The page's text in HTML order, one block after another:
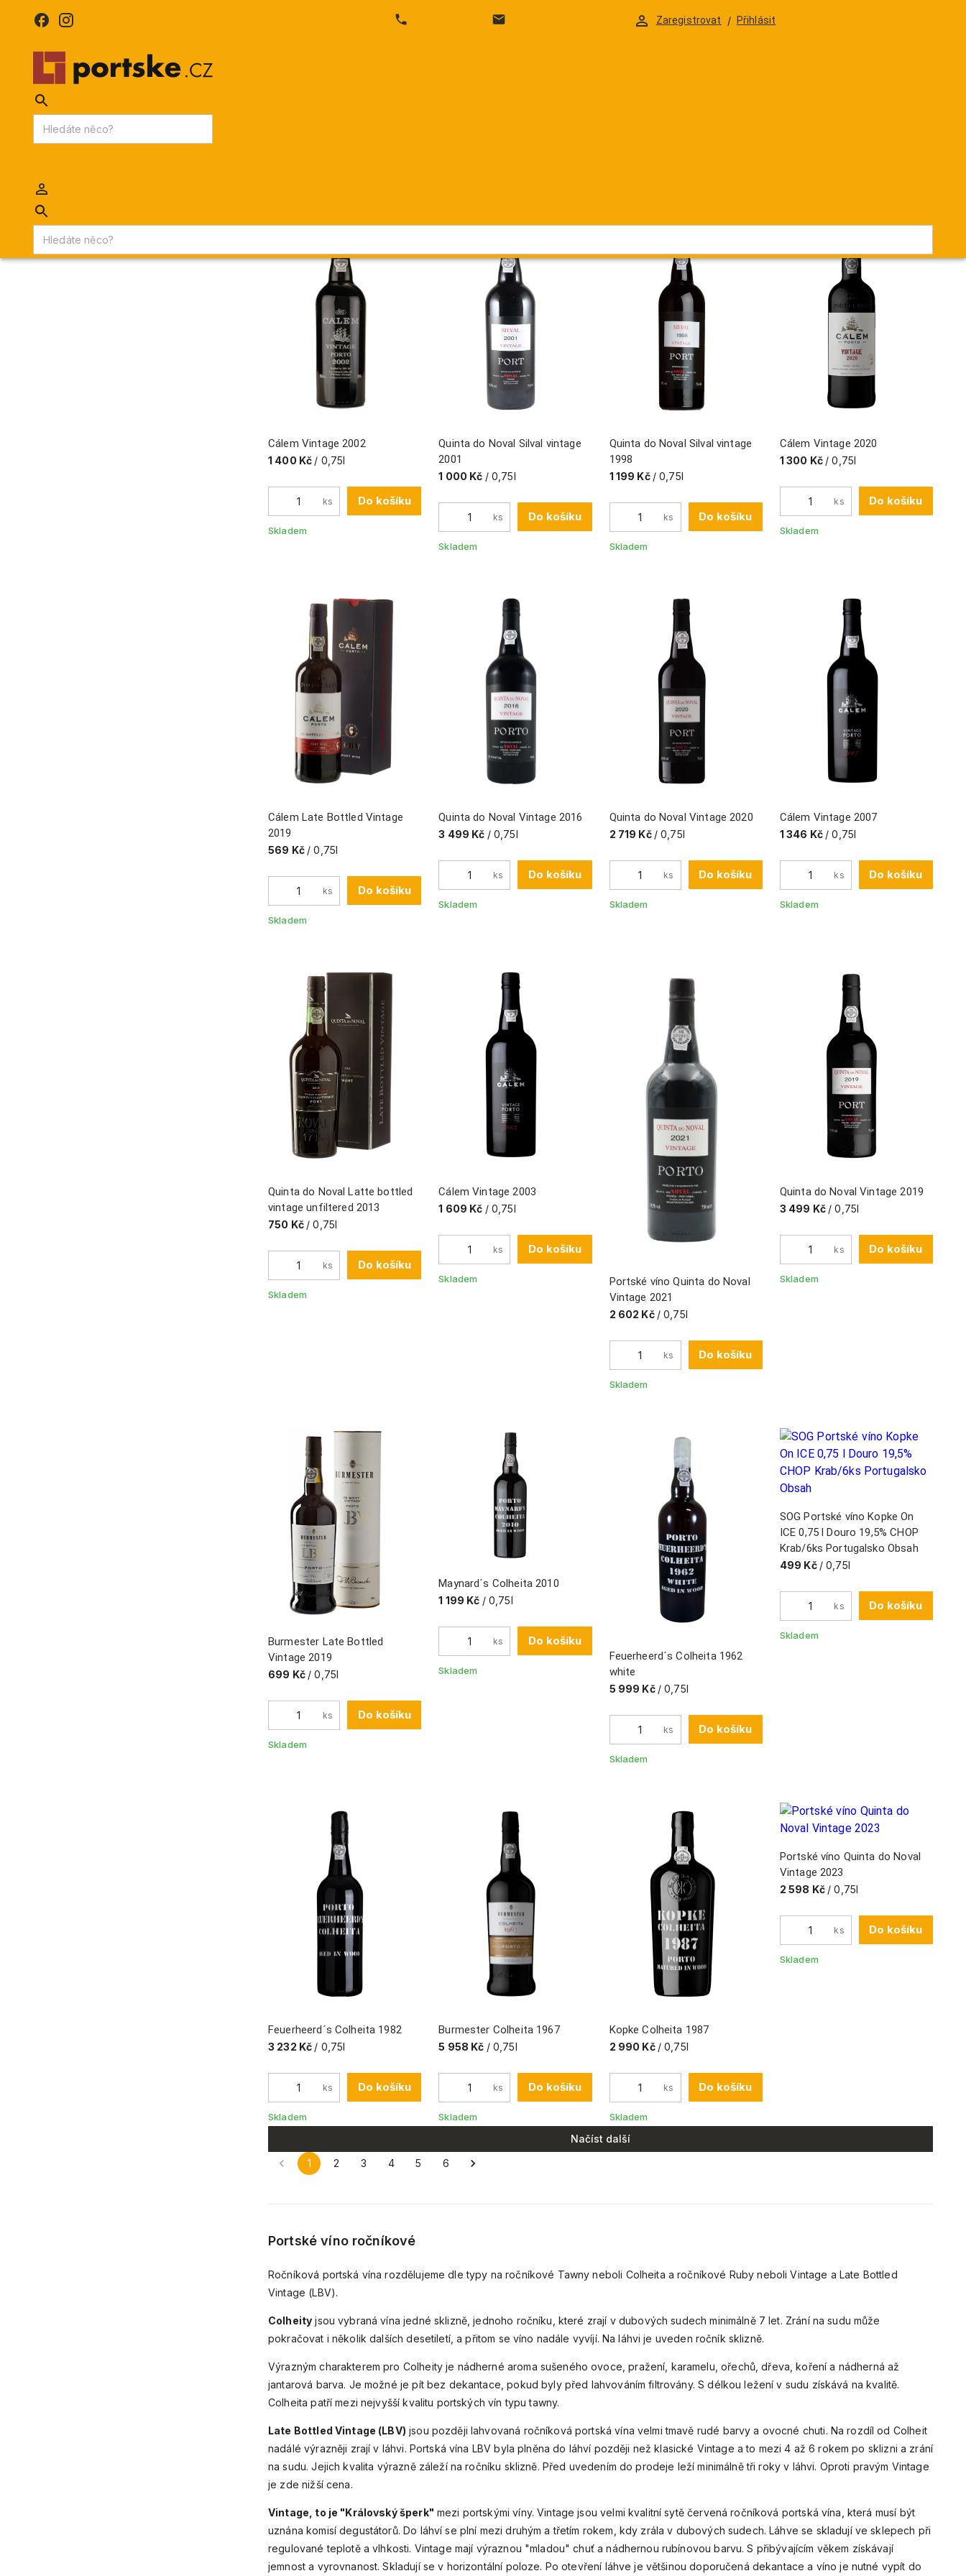
Zaregistrovat / Přihlásit
Portske.cz
Portské víno ročníkové
Ročníková portská vína rozdělujeme dle typy na ročníkové Tawny neboli Colheita a ročníkové Ruby neboli Vintage a Late Bottled Vintage (LBV). Colheity jsou vybraná vína jedné
Cálem Vintage 2002
1 400 Kč / 0,75l
ks Do košíku
Skladem
Quinta do Noval Silval vintage
2001
1 000 Kč / 0,75l
ks Do košíku
Skladem
Quinta do Noval Silval vintage
1998
1 199 Kč / 0,75l
ks Do košíku
Skladem
Cálem Vintage 2020
1 300 Kč / 0,75l
ks Do košíku
Skladem
Cálem Late Bottled Vintage
2019
569 Kč / 0,75l
ks Do košíku
Skladem
Quinta do Noval Vintage 2016
3 499 Kč / 0,75l
ks Do košíku
Skladem
Quinta do Noval Vintage 2020
2 719 Kč / 0,75l
ks Do košíku
Skladem
Cálem Vintage 2007
1 346 Kč / 0,75l
ks Do košíku
Skladem
Quinta do Noval Latte bottled
vintage unfiltered 2013
750 Kč / 0,75l
ks Do košíku
Skladem
Cálem Vintage 2003
1 609 Kč / 0,75l
ks Do košíku
Skladem
Portské víno Quinta do Noval
Vintage 2021
2 602 Kč / 0,75l
ks Do košíku
Skladem
Quinta do Noval Vintage 2019
3 499 Kč / 0,75l
ks Do košíku
Skladem
Burmester Late Bottled
Vintage 2019
699 Kč / 0,75l
ks Do košíku
Skladem
Maynard´s Colheita 2010
1 199 Kč / 0,75l
ks Do košíku
Skladem
Feuerheerd´s Colheita 1962
white
5 999 Kč / 0,75l
ks Do košíku
Skladem
SOG Portské víno Kopke On
ICE 0,75 l Douro 19,5% CHOP
Krab/6ks Portugalsko Obsah
499 Kč / 0,75l
ks Do košíku
Skladem
Feuerheerd´s Colheita 1982
3 232 Kč / 0,75l
ks Do košíku
Skladem
Burmester Colheita 1967
5 958 Kč / 0,75l
ks Do košíku
Skladem
Kopke Colheita 1987
2 990 Kč / 0,75l
ks Do košíku
Skladem
Portské víno Quinta do Noval
Vintage 2023
2 598 Kč / 0,75l
ks Do košíku
Skladem
Načíst další
1
2 3 4 5 6
Portské víno ročníkové
Ročníková portská vína rozdělujeme dle typy na ročníkové Tawny neboli Colheita a ročníkové Ruby neboli Vintage a Late Bottled
Vintage (LBV).
Colheity jsou vybraná vína jedné sklizně, jednoho ročníku, které zrají v dubových sudech minimálně 7 let. Zrání na sudu může
pokračovat i několik dalších desetiletí, a přitom se víno nadále vyvíjí. Na láhvi je uveden ročník sklizně.
Výrazným charakterem pro Colheity je nádherné aroma sušeného ovoce, pražení, karamelu, ořechů, dřeva, koření a nádherná až
jantarová barva. Je možné je pít bez dekantace, pokud byly před lahvováním filtrovány.S délkou ležení v sudu získává na kvalitě.
Colheita patří mezi nejvyšší kvalitu portských vín typu tawny.
Late Bottled Vintage (LBV) jsou později lahvovaná ročníková portská vína velmi tmavě rudé barvy a ovocné chuti. Na rozdíl od Colheit
nadálé výrazněji zrají v láhvi. Portská vína LBV byla plněna do láhví později než klasické Vintage a to mezi 4 až 6 rokem po sklizni a zrání
na sudu. Jejich kvalita výrazně záleží na ročníku sklizně. Před uvedením do prodeje leží minimálně tři roky v láhvi. Oproti pravým Vintage
je zde nižší cena.
Vintage, to je "Královský šperk" mezi portskými víny. Vintage jsou velmi kvalitní sytě červená ročníková portská vína, která musí být
uznána komisí degustátorů. Do láhví se plní mezi druhým a třetím rokem, kdy zrála v dubových sudech. Láhve se skladují ve sklepech při
regulované teplotě a vlhkosti. Vintage mají výraznou "mladou" chuť a nádhernou rubínovou barvu. S přibývajícím věkem získávají
jemnost a vyrovnanost. Skladují se v horizontální poloze. Po otevření láhve je většinou doporučená dekantace a víno je nutné vypít do